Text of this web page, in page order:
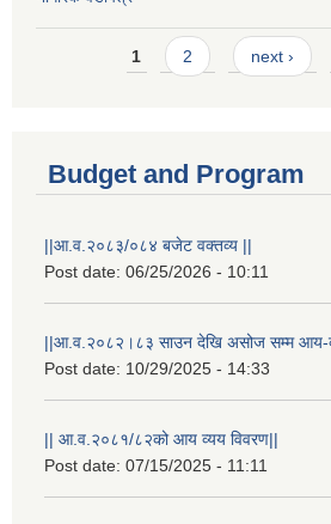
Pages1 2 next ›
Budget and Program
||आ.व.२०८३/०८४ बजेट वक्तव्य ||
Post date: 06/25/2026 - 10:11
||आ.व.२०८२।८३ साउन देखि असोज सम्म आय-
Post date: 10/29/2025 - 14:33
|| आ.व.२०८१/८२को आय व्यय विवरण||
Post date: 07/15/2025 - 11:11